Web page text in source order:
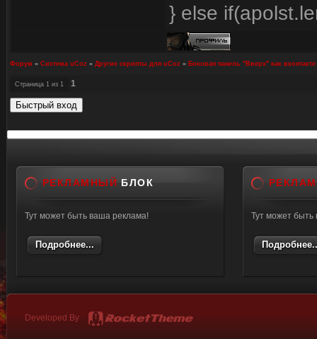
} else
Форум » Система uCoz » Другие скрипты для uCoz » Боковая панель "Вверх" как
Страница 1 из 1 1
РЕКЛАМНЫЙ БЛОК
Тут может быть ваша реклама!
Подробнее...
Тут может
Developed By